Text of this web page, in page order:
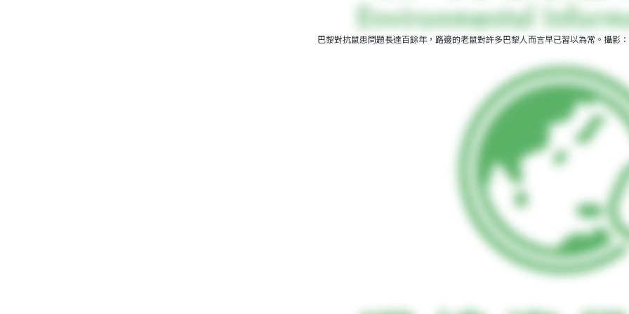
巴黎對抗鼠患問題長達百餘年，路邊的老鼠對許多巴黎人而言早已習以為常。攝影